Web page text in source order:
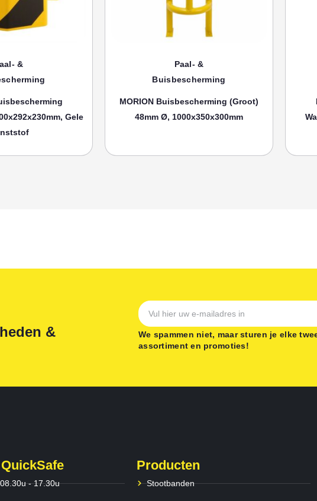
&
Gele
Paal- &
Buisbescherming
MORION Buisbescherming (groot)
48mm Ø, 1000x350x300mm
&
We spammen niet, maar sturen je elke
assortiment en promoties!
- 17.30u
Producten
Stootbanden